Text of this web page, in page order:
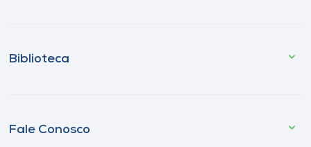
Biblioteca
Fale Conosco